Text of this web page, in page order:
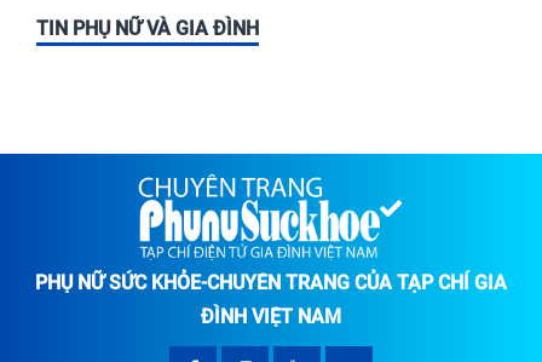
TIN PHỤ NỮ VÀ GIA ĐÌNH
PHỤ NỮ SỨC KHỎE-CHUYÊN TRANG CỦA TẠP CHÍ GIA
ĐÌNH VIỆT NAM